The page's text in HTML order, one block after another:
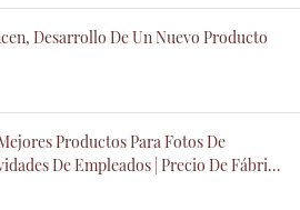
Desarrollo De Un Nuevo Producto
Productos Para Fotos De
De Empleados | Precio De Fábrica